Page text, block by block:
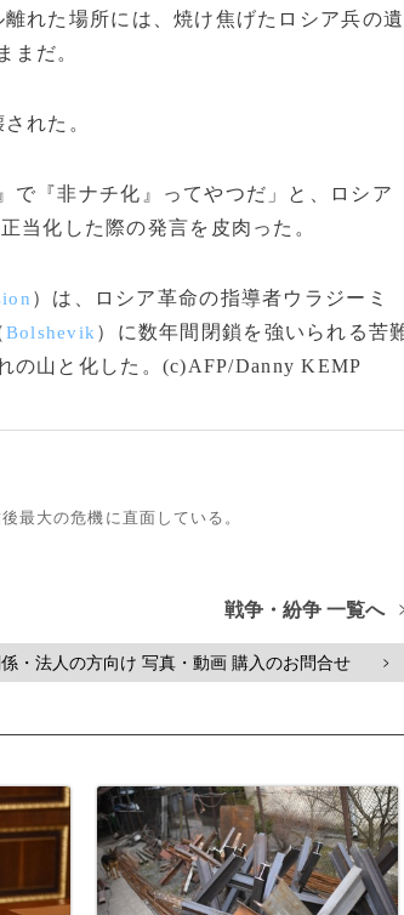
れた場所には、焼け焦げたロシア兵の遺
まだ。
れた。
『非ナチ化』ってやつだ」と、ロシア
当化した際の発言を皮肉った。
）は、ロシア革命の指導者ウラジーミ
Bolshevik ）に数年間閉鎖を強いられる苦
の山と化した。(c)AFP/Danny KEMP
最大の危機に直面している。
戦争・紛争 一覧へ
・法人の方向け 写真・動画 購入のお問合せ >